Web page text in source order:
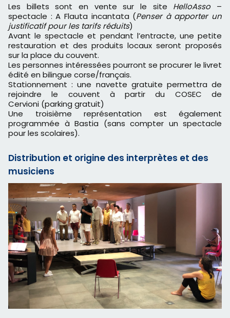
Les billets sont en vente sur le site HelloAsso–
spectacle : A Flauta incantata (Penser à apporter un
justificatif pour les tarifs réduits)
Avant le spectacle et pendant l’entracte, une petite
restauration et des produits locaux seront proposés
sur la place du couvent.
Les personnes intéressées pourront se procurer le livret
édité en bilingue corse/français.
Stationnement : une navette gratuite permettra de
rejoindre le couvent à partir du COSEC de
Cervioni (parking gratuit)
Une troisième représentation est également
programmée à Bastia (sans compter un spectacle
pour les scolaires).
Distribution et origine des interprètes et des
musiciens